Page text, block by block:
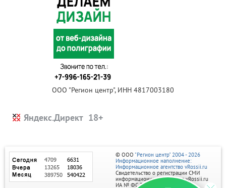
ООО "Регион центр", ИНН 4817003180
Яндекс.Директ
© ООО "Регион центр" 2004 - 2026
Информационное наполнение:
Информационное агентство vRossii.ru
Свидетельство о регистрации СМИ
информационного агентства vRossii.ru
ИА № ФС 77‑35502